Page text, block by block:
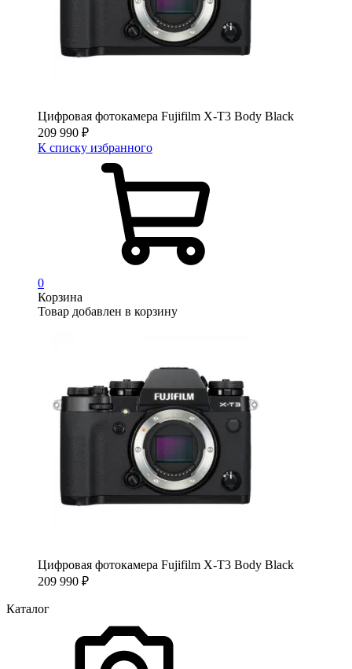
Цифровая фотокамера Fujifilm X-T3 Body Black
209 990 ₽
К списку избранного
0
Корзина
Товар добавлен в корзину
Цифровая фотокамера Fujifilm X-T3 Body Black
209 990 ₽
Каталог